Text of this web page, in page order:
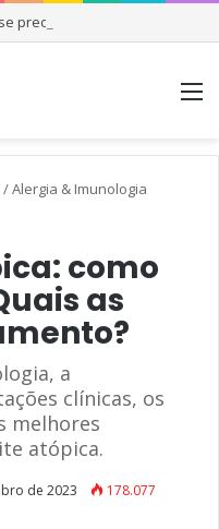
preocupar
/Alergia & Imunologia
como
as
a
clínicas, os
melhores
atópica.
de 2023
178.077